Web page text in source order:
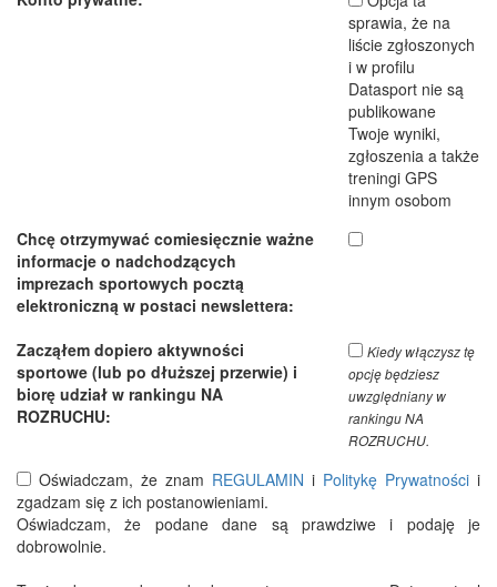
sprawia, że na
liście zgłoszonych
i w profilu
Datasport nie są
publikowane
Twoje wyniki,
zgłoszenia a także
treningi GPS
innym osobom
Chcę otrzymywać comiesięcznie ważne
informacje o nadchodzących
imprezach sportowych pocztą
elektroniczną w postaci newslettera:
Zacząłem dopiero aktywności
sportowe (lub po dłuższej przerwie) i
biorę udział w rankingu NA
ROZRUCHU:
Kiedy włączysz tę
opcję będziesz
uwzględniany w
rankingu NA
ROZRUCHU.
Oświadczam, że znam REGULAMIN i Politykę Prywatności i
zgadzam się z ich postanowieniami.
Oświadczam, że podane dane są prawdziwe i podaję je
dobrowolnie.